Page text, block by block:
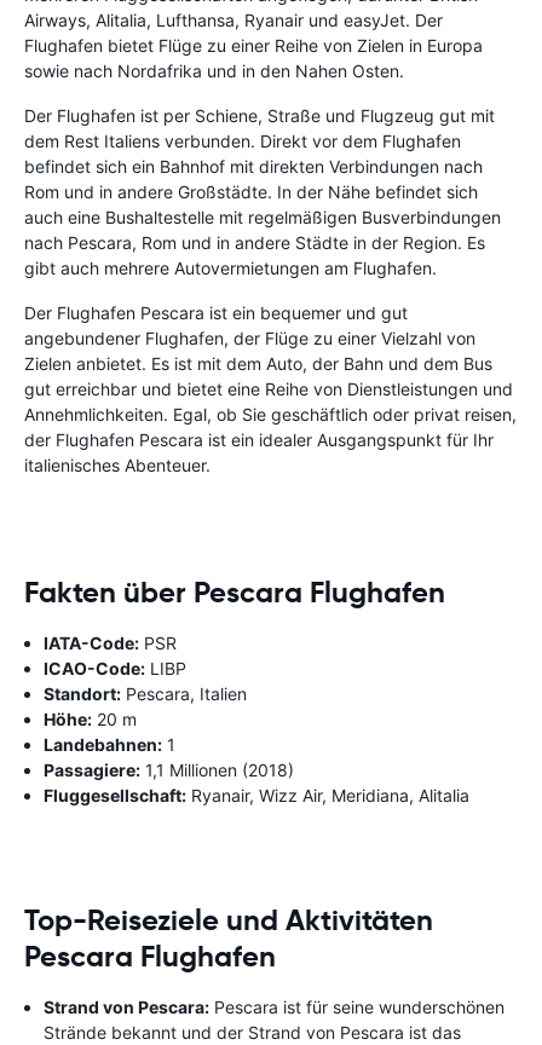
Airways, Alitalia, Lufthansa, Ryanair und easyJet. Der
Flughafen bietet Flüge zu einer Reihe von Zielen in Europa
sowie nach Nordafrika und in den Nahen Osten.
Der Flughafen ist per Schiene, Straße und Flugzeug gut mit
dem Rest Italiens verbunden. Direkt vor dem Flughafen
befindet sich ein Bahnhof mit direkten Verbindungen nach
Rom und in andere Großstädte. In der Nähe befindet sich
auch eine Bushaltestelle mit regelmäßigen Busverbindungen
nach Pescara, Rom und in andere Städte in der Region. Es
gibt auch mehrere Autovermietungen am Flughafen.
Der Flughafen Pescara ist ein bequemer und gut
angebundener Flughafen, der Flüge zu einer Vielzahl von
Zielen anbietet. Es ist mit dem Auto, der Bahn und dem Bus
gut erreichbar und bietet eine Reihe von Dienstleistungen und
Annehmlichkeiten. Egal, ob Sie geschäftlich oder privat reisen,
der Flughafen Pescara ist ein idealer Ausgangspunkt für Ihr
italienisches Abenteuer.
Fakten über Pescara Flughafen
IATA-Code: PSR
ICAO-Code: LIBP
Standort: Pescara, Italien
Höhe: 20 m
Landebahnen: 1
Passagiere: 1,1 Millionen (2018)
Fluggesellschaft: Ryanair, Wizz Air, Meridiana, Alitalia
Top-Reiseziele und Aktivitäten
Pescara Flughafen
Strand von Pescara: Pescara ist für seine wunderschönen
Strände bekannt und der Strand von Pescara ist das